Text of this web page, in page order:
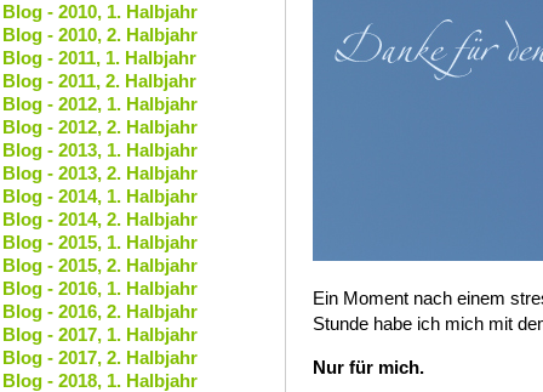
Ein Moment nach einem
Stunde habe ich mich mit
Nur für mich.
Blog - 2010, 1. Halbjahr
Blog - 2010, 2. Halbjahr
Blog - 2011, 1. Halbjahr
Blog - 2011, 2. Halbjahr
Blog - 2012, 1. Halbjahr
Blog - 2012, 2. Halbjahr
Blog - 2013, 1. Halbjahr
Blog - 2013, 2. Halbjahr
Blog - 2014, 1. Halbjahr
Blog - 2014, 2. Halbjahr
Blog - 2015, 1. Halbjahr
Blog - 2015, 2. Halbjahr
Blog - 2016, 1. Halbjahr
Blog - 2016, 2. Halbjahr
Blog - 2017, 1. Halbjahr
Blog - 2017, 2. Halbjahr
Blog - 2018, 1. Halbjahr